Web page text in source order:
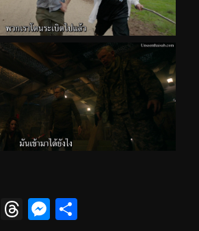
X Threads
Messenger